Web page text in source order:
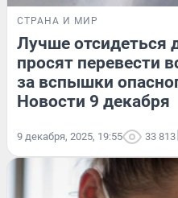
СТРАНА И МИР
Лучше отсидеться
просят перевести
за вспышки
Новости 9 декабря
9 декабря, 2025, 19:55 33 813